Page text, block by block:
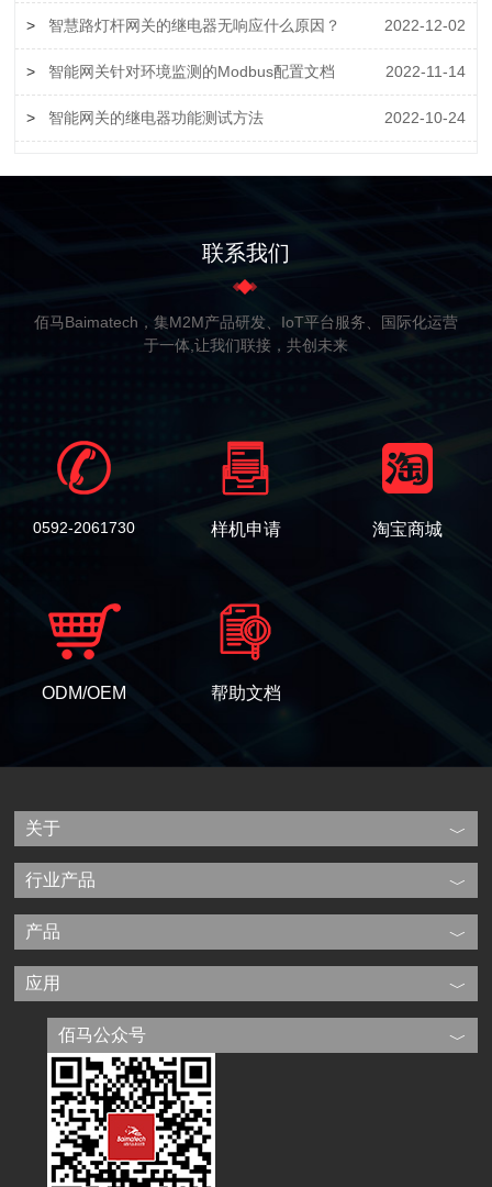
> 智慧路灯杆网关的继电器无响应什么原因？ 2022-12-02
> 智能网关针对环境监测的Modbus配置文档 2022-11-14
> 智能网关的继电器功能测试方法 2022-10-24
联系我们
佰马Baimatech，集M2M产品研发、IoT平台服务、国际化运营
于一体,让我们联接，共创未来
0592-2061730 样机申请 淘宝商城
ODM/OEM 帮助文档
关于
行业产品
产品
应用
佰马公众号